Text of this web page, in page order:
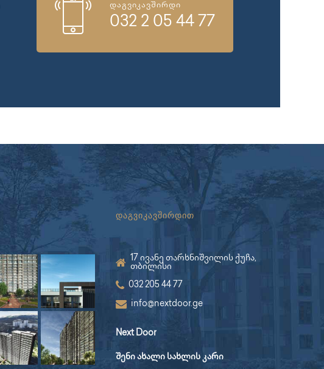
დაგვიკავშირდი
032 2 05 44 77
დაგვიკავშირდით
17 ივანე თარხნიშვილის ქუჩა,
თბილისი
032 205 44 77
info@nextdoor.ge
Next Door
შენი ახალი სახლის კარი